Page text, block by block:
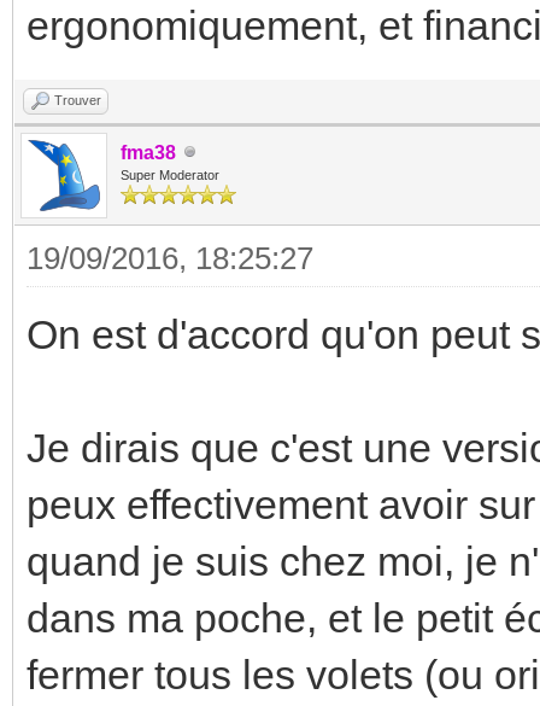
ergonomiquement, et
Trouver
fma38
Super Moderator
19/09/2016, 18:25:27
On est d'accord qu'on peut
Je dirais que c'est une
peux effectivement avoir
quand je suis chez moi, je
dans ma poche, et le petit
fermer tous les volets (ou